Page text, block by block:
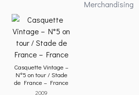
Merchandising
Casquette Vintage –
N°5 on tour / Stade
de France – France
2009